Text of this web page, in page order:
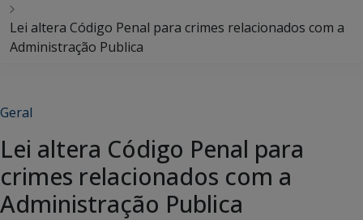
Lei altera Código Penal para crimes relacionados com a
Administração Publica
Geral
Lei altera Código Penal para
crimes relacionados com a
Administração Publica